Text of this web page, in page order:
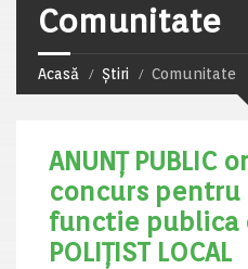
Comunitate
Acasă Știri Comunitate
ANUNȚ PUBLIC
concurs pentru
functie publica
POLIȚIST LOCAL